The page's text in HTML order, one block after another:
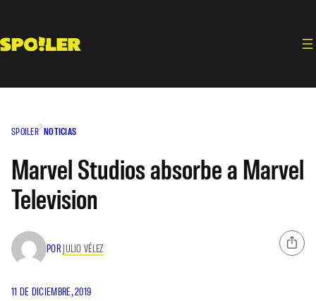
contenido
SPOILER NOTICIAS
Marvel Studios absorbe a Marvel
Television
POR JULIO VÉLEZ
11 DE DICIEMBRE, 2019